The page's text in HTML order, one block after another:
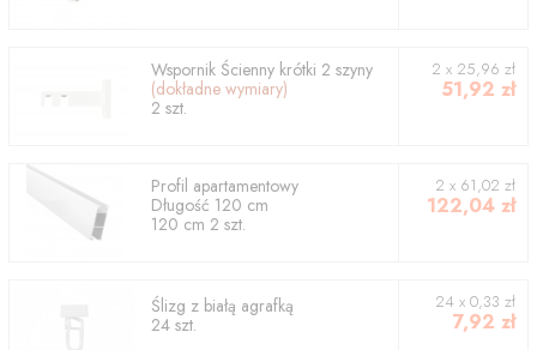
Wspornik Ścienny krótki 2 szyny
(dokładne wymiary)
2 szt.
2 x 25,96 zł
51,92 zł
Profil apartamentowy
Długość 120 cm
120 cm 2 szt.
2 x 61,02 zł
122,04 zł
Ślizg z białą agrafką
24 szt.
24 x 0,33 zł
7,92 zł